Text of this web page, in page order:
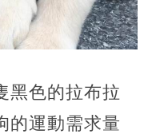
黑色的拉布拉
的運動需求量